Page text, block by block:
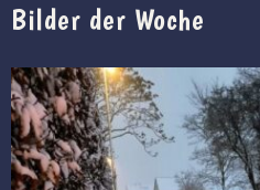
Bilder der Woche